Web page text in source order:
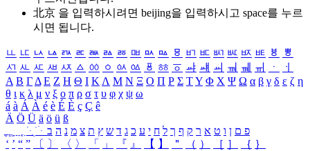
北京 을 입력하시려면 beijing을 입력하시고 space를 누르
시면 됩니다.
ㅥ ㅦ ㅧ ㅨ ㅩ ㅪ ㅫ ㅬ ㅭ ㅮ ㅯ ㅰ ㅱ ㅲ ㅳ ㅴ ㅵ ㅶ ㅷ ㅸ
ㅹ
ㅺ ㅻ ㅼ ㅽ ㅾ ㅿ ㆀ ㆁ ㆂ ㆃ ㆄ ㆅ ㆆ ㆇ ㆈ ㆉ ㆊ ㆋ ㆌ ㆍ
ㆎ
Α Β ΓΔ Ε Ζ Η Θ Ι ΚΛ Μ Ν Ξ Ο Π Ρ Σ ΤΥ Φ Χ Ψ Ω α β γ δ ε ζ η
θ ι κ λ μ ν ξ ο π ρ σ τ υ φ χ ψ ω
á à Á À é è É È ç Ç ê
Ä Ö Ü ä ö ü ß
ִֶֹ ֻּ ׁׂ פ ם ן ו ט א ר ק ף ך ל ח י ע כ ג ד ש ץ ת צ מ נ ה ב
‘ ’ “ ” 〔 〕 〈 〉 「 」 『 』 【 】 ＂ （ ） ［ ］ ｛ ｝